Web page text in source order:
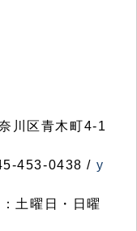
川区青木町4-1
453-0438 / y
土曜日・日曜